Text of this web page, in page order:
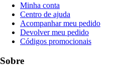
Minha conta
Centro de ajuda
Acompanhar meu pedido
Devolver meu pedido
Códigos promocionais
Sobre